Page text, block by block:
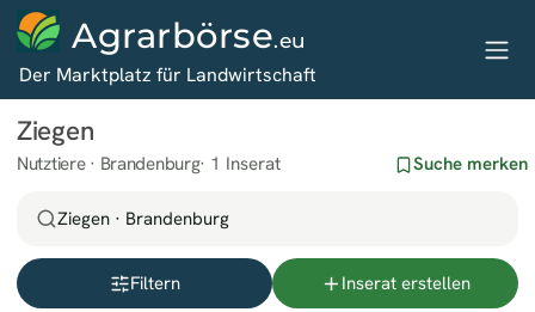
Agrarbörse.eu
Der Marktplatz für Landwirtschaft
Ziegen
Nutztiere · Brandenburg 1 Inserat Suche merken
Ziegen · Brandenburg
Filtern Inserat erstellen